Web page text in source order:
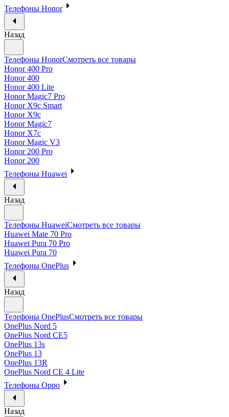
Телефоны Honor
Назад
Телефоны HonorСмотреть все товары
Honor 400 Pro
Honor 400
Honor 400 Lite
Honor Magic7 Pro
Honor X9c Smart
Honor X9c
Honor Magic7
Honor X7c
Honor Magic V3
Honor 200 Pro
Honor 200
Телефоны Huawei
Назад
Телефоны HuaweiСмотреть все товары
Huawei Mate 70 Pro
Huawei Pura 70 Pro
Huawei Pura 70
Телефоны OnePlus
Назад
Телефоны OnePlusСмотреть все товары
OnePlus Nord 5
OnePlus Nord CE5
OnePlus 13s
OnePlus 13
OnePlus 13R
OnePlus Nord CE 4 Lite
Телефоны Oppo
Назад